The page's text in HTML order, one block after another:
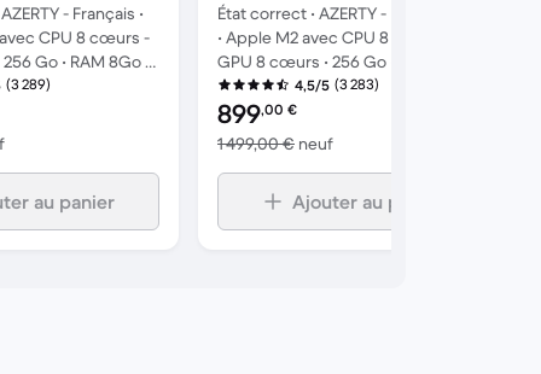
- Français •
avec CPU 8 cœurs -
Go • RAM 8Go •
(3 289)
contre 1 499,00 € neuf
au panier
État correct • AZERTY - Français • 13"
• Apple M2 avec CPU 8 cœurs -
GPU 8 cœurs • 256 Go • RAM 8Go •
Gris sidéral4,5/5 (3 283)
Prix reconditionné :
899,00 €
1 499,00 € neufcontre 1 499,00 € neuf
Ajouter au panier